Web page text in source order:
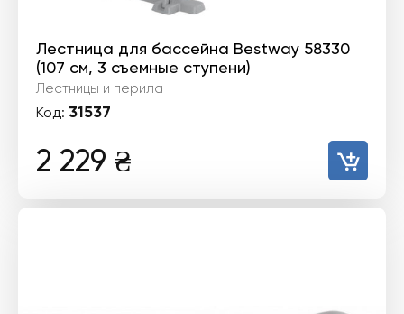
Лестница для бассейна Bestway 58330
(107 см, 3 съемные ступени)
Лестницы и перила
Код: 31537
2 229 ₴